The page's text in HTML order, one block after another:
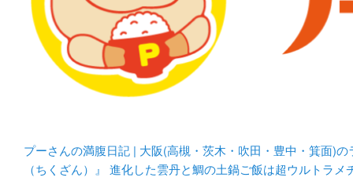
プーさんの満腹日記 | 大阪(高槻・茨木・吹田・豊中・箕面)
（ちくざん）』 進化した雲丹と鯛の土鍋ご飯は超ウルトラメ